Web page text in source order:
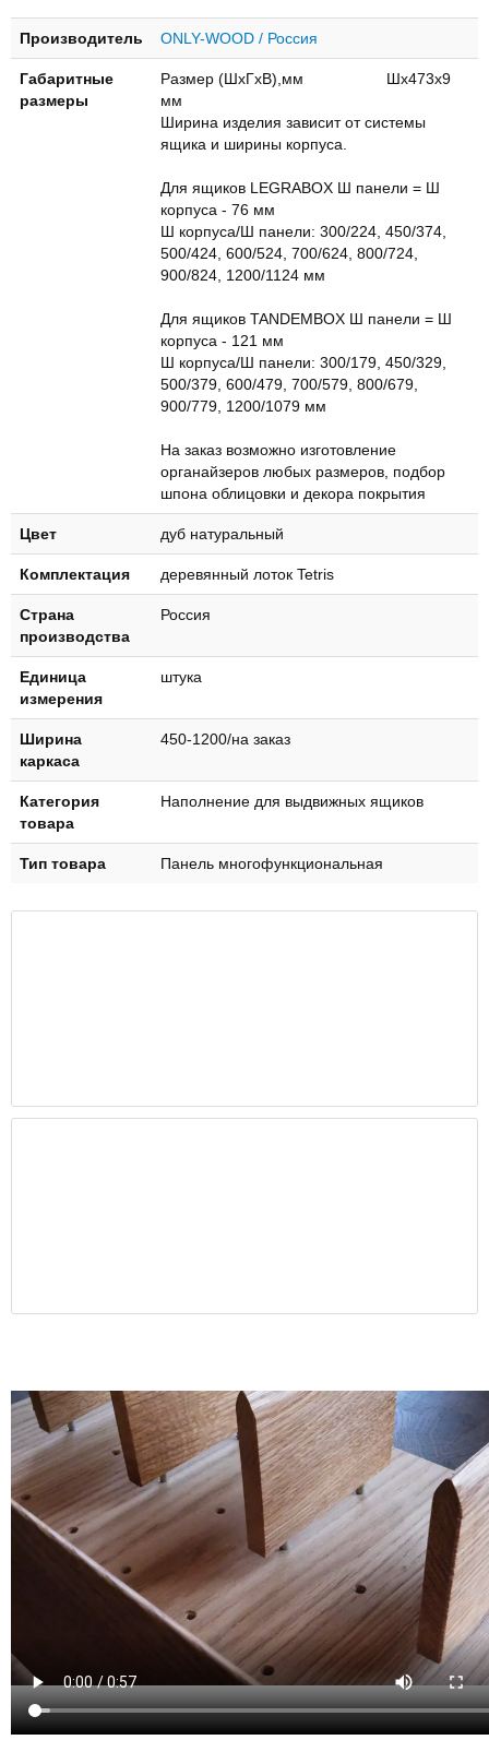
Производитель ONLY-WOOD / Россия
Габаритные
размеры
Размер (ШхГхВ),мм Шх473х9
мм
Ширина изделия зависит от системы
ящика и ширины корпуса.
Для ящиков LEGRABOX Ш панели = Ш
корпуса - 76 мм
Ш корпуса/Ш панели: 300/224, 450/374,
500/424, 600/524, 700/624, 800/724,
900/824, 1200/1124 мм
Для ящиков TANDEMBOX Ш панели = Ш
корпуса - 121 мм
Ш корпуса/Ш панели: 300/179, 450/329,
500/379, 600/479, 700/579, 800/679,
900/779, 1200/1079 мм
На заказ возможно изготовление
органайзеров любых размеров, подбор
шпона облицовки и декора покрытия
Цвет дуб натуральный
Комплектация деревянный лоток Tetris
Страна
производства
Россия
Единица
измерения
штука
Ширина
каркаса
450-1200/на заказ
Категория
товара
Наполнение для выдвижных ящиков
Тип товара Панель многофункциональная